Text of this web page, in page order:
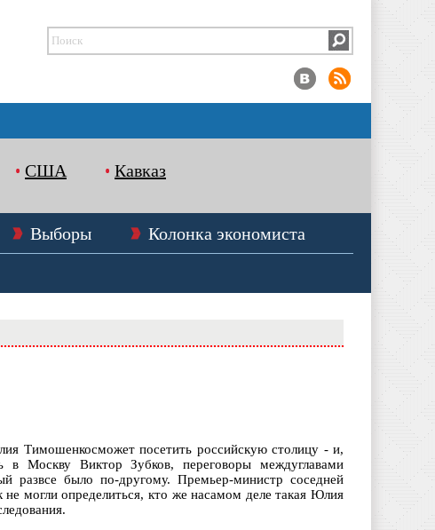
США Кавказ
Выборы
Колонка экономиста
Тимошенкосможет посетить российскую столицу - и,
Москву Виктор Зубков, переговоры междуглавами
развсе было по-другому. Премьер-министр соседней
могли определиться, кто же насамом деле такая Юлия